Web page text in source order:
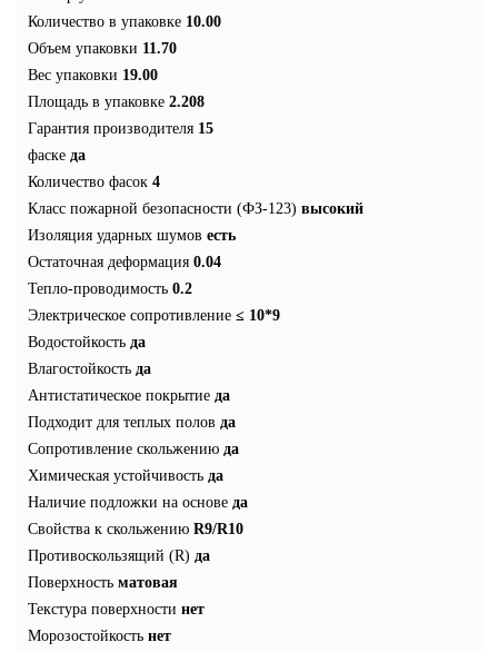
Количество в упаковке 10.00
Объем упаковки 11.70
Вес упаковки 19.00
Площадь в упаковке 2.208
Гарантия производителя 15
фаске да
Количество фасок 4
Класс пожарной безопасности (ФЗ-123) высокий
Изоляция ударных шумов есть
Остаточная деформация 0.04
Тепло-проводимость 0.2
Электрическое сопротивление ≤ 10*9
Водостойкость да
Влагостойкость да
Антистатическое покрытие да
Подходит для теплых полов да
Сопротивление скольжению да
Химическая устойчивость да
Наличие подложки на основе да
Свойства к скольжению R9/R10
Противоскользящий (R) да
Поверхность матовая
Текстура поверхности нет
Морозостойкость нет